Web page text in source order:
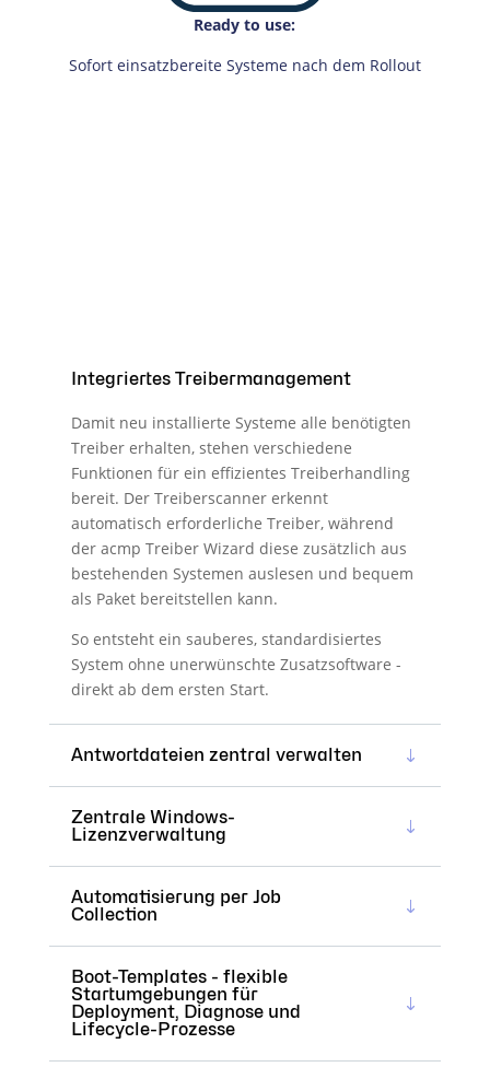
Ready to use:
Sofort einsatzbereite Systeme nach dem Rollout
Integriertes Treibermanagement
Damit neu installierte Systeme alle benötigten
Treiber erhalten, stehen verschiedene
Funktionen für ein effizientes Treiberhandling
bereit. Der Treiberscanner erkennt
automatisch erforderliche Treiber, während
der acmp Treiber Wizard diese zusätzlich aus
bestehenden Systemen auslesen und bequem
als Paket bereitstellen kann.
So entsteht ein sauberes, standardisiertes
System ohne unerwünschte Zusatzsoftware -
direkt ab dem ersten Start.
Antwortdateien zentral verwalten
Zentrale Windows-
Lizenzverwaltung
Automatisierung per Job
Collection
Boot-Templates - flexible
Startumgebungen für
Deployment, Diagnose und
Lifecycle-Prozesse